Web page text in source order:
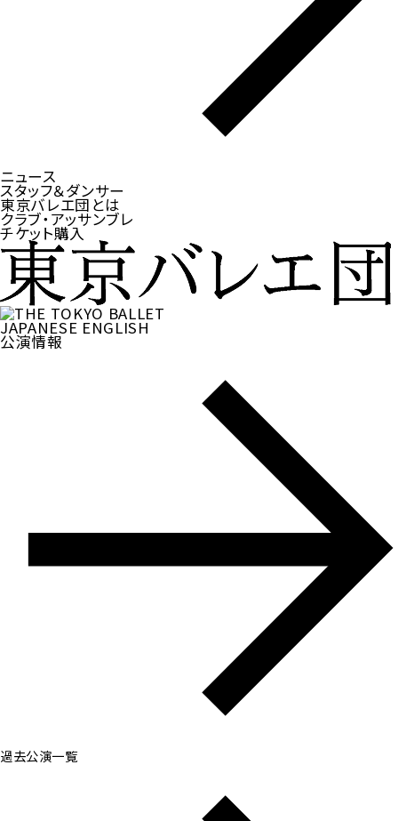
ニュース
スタッフ＆ダンサー
東京バレエ団とは
クラブ・アッサンブレ
チケット購入
JAPANESE ENGLISH
公演情報
過去公演一覧